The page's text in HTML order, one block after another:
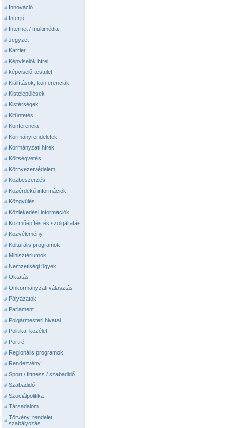
Innováció
Interjú
Internet / multimédia
Jegyzet
Karrier
Képviselők hírei
képviselő-testület
Kiállítások, konferenciák
Kistelepülések
Kistérségek
Kitüntetés
Konferencia
Kormányrendeletek
Kormányzati hírek
Költségvetés
Környezetvédelem
Közbeszerzés
Közérdekű információk
Közgyűlés
Közlekedési információk
Közműépítés és szolgáltatás
Közvélemény
Kulturális programok
Minisztériumok
Nemzetiségi ügyek
Oktatás
Önkormányzati választás
Pályázatok
Parlament
Polgármesteri hivatal
Politika, közélet
Portré
Regionális programok
Rendezvény
Sport / fittness / szabadidő
Szabadidő
Szociálpolitika
Társadalom
Törvény, rendelet,
szabályozás